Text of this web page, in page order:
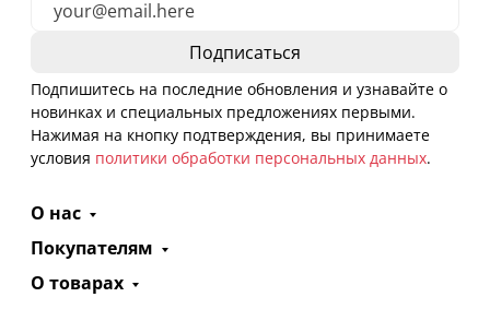
Подпишитесь на последние обновления и узнавайте о
новинках и специальных предложениях первыми.
Нажимая на кнопку подтверждения, вы принимаете
условия политики обработки персональных данных.
О нас
Покупателям
О товарах